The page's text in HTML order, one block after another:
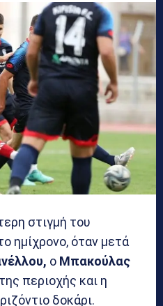
στιγμή του
ημίχρονο, όταν μετά
ο Μπακούλας
περιοχής και η
δοκάρι.